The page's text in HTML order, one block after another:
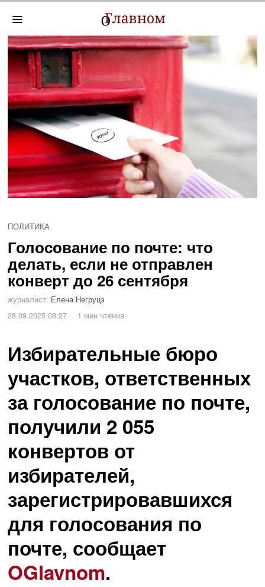
ПОЛИТИКА
Голосование по почте: что
делать, если не отправлен
конверт до 26 сентября
журналист: Елена Негруцэ
28.09.2025 08:27
1 мин чтения
Избирательные бюро
участков, ответственных
за голосование по почте,
получили 2 055
конвертов от
избирателей,
зарегистрировавшихся
для голосования по
почте, сообщает
OGlavnom.